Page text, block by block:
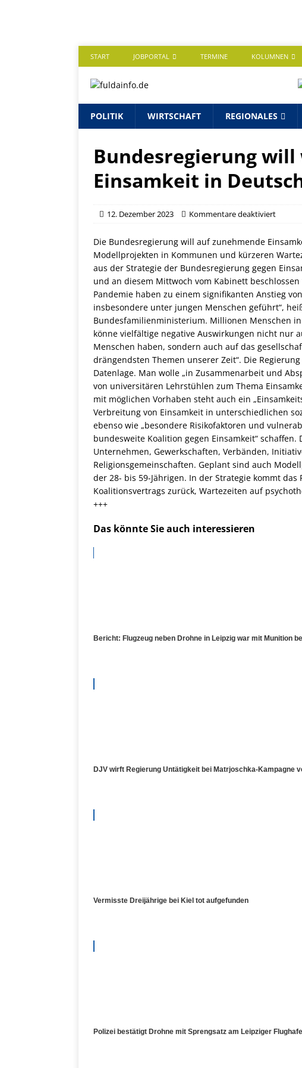
START JOBPORTAL TERMINE KOLUMNEN
POLITIK WIRTSCHAFT REGIONALES
Bundesregierung will
Einsamkeit in
12. Dezember 2023 Kommentare deaktiviert
Die Bundesregierung will auf zunehmende
Modellprojekten in Kommunen und kürzeren
aus der Strategie der Bundesregierung gegen
und an diesem Mittwoch vom Kabinett
Pandemie haben zu einem signifikanten Anstieg
insbesondere unter jungen Menschen geführt“,
Bundesfamilienministerium. Millionen Menschen
könne vielfältige negative Auswirkungen nicht nur
Menschen haben, sondern auch auf das
drängendsten Themen unserer Zeit“. Die
Datenlage. Man wolle „in Zusammenarbeit und
von universitären Lehrstühlen zum Thema
mit möglichen Vorhaben steht auch ein
Verbreitung von Einsamkeit in unterschiedlichen
ebenso wie „besondere Risikofaktoren und
bundesweite Koalition gegen Einsamkeit“
Unternehmen, Gewerkschaften, Verbänden,
Religionsgemeinschaften. Geplant sind auch
der 28- bis 59-Jährigen. In der Strategie kommt
Koalitionsvertrags zurück, Wartezeiten auf
+++
Das könnte Sie auch interessieren
Bericht: Flugzeug neben Drohne in Leipzig war mit Munition
DJV wirft Regierung Untätigkeit bei Matrjoschka-Kampagne
Vermisste Dreijährige bei Kiel tot aufgefunden
Polizei bestätigt Drohne mit Sprengsatz am Leipziger